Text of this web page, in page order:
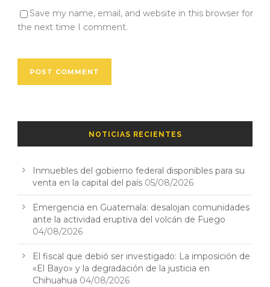
Save my name, email, and website in this browser for
the next time I comment.
NOTICIAS RECIENTES
Inmuebles del gobierno federal disponibles para su
venta en la capital del país 05/08/2026
Emergencia en Guatemala: desalojan comunidades
ante la actividad eruptiva del volcán de Fuego
04/08/2026
El fiscal que debió ser investigado: La imposición de
«El Bayo» y la degradación de la justicia en
Chihuahua 04/08/2026